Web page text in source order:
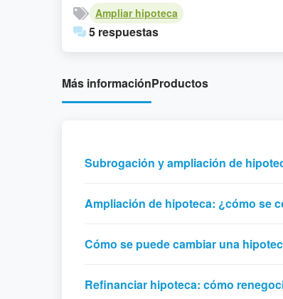
Ampliar hipoteca
5 respuestas
Más informaciónProductos
Subrogación y ampliación de
Ampliación de hipoteca: ¿cómo se
Cómo se puede cambiar una
Refinanciar hipoteca: cómo